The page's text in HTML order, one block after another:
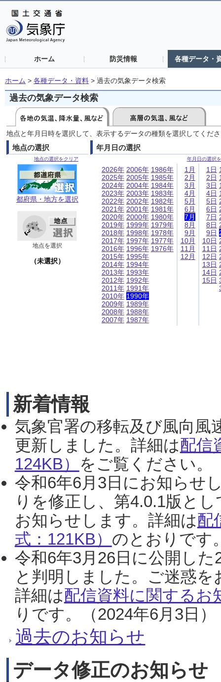
ホーム 防災情報 各種データ・
ホーム > 各種データ・資料 > 過去の気象データ検索
過去の気象データ検索
地点と年月日時を選択して、表示するデータの種類を選択してくだ
地点の選択
地点の選択をクリア
都府県・地方を選択
地点を選択
（未選択）
年月日の選択
年月日の選択
2026年
2025年
2024年
2023年
2022年
2021年
2020年
2019年
2018年
2017年
2016年
2015年
2014年
2013年
2012年
2011年
2010年
2009年
2008年
2007年
2006年
2005年
2004年
2003年
2002年
2001年
2000年
1999年
1998年
1997年
1996年
1995年
1994年
1993年
1992年
1991年
1990年
1989年
1988年
1987年
1986年
1985年
1984年
1983年
1982年
1981年
1980年
1979年
1978年
1977年
1976年
1月
2月
3月
4月
5月
6月
7月
8月
9月
10月
11月
12月
1日
2日
3日
4日
5日
6日
7日
8日
9日
10日
11日
12日
13日
14日
15日
新着情報
気象官署の移転及び風向風
更新しました。詳細は配信
124KB） をご覧ください。
令和6年6月3日にお知らせ
りを修正し、第4.0.1版と
お知らせします。詳細は配
式：121KB） のとおりです
令和6年3月26日に公開し
と判明しました。ご迷惑
詳細は配信資料に関するお
りです。（2024年6月3日）
過去のお知らせ
データ修正のお知らせ